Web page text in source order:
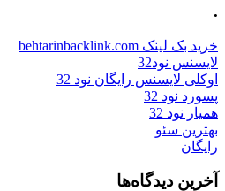
.
خرید بک لینک behtarinbacklink.com
لایسنس نود32
اوکلی لایسنس رایگان نود 32
پسورد نود 32
همیار نود 32
بهترین سئو
رایگان
آخرین دیدگاه‌ها